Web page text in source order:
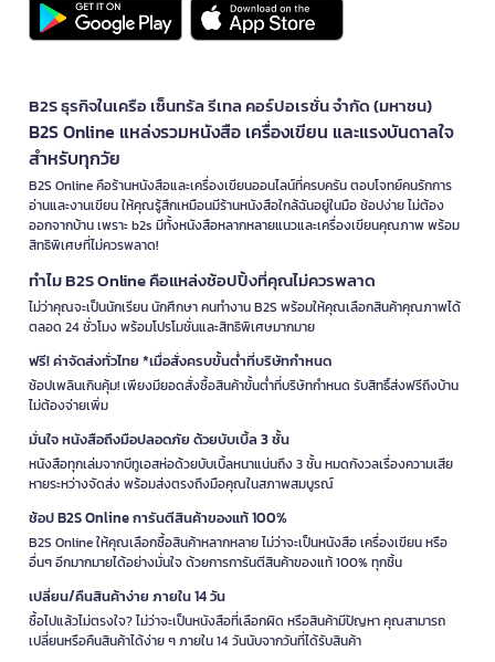
B2S ธุรกิจในเครือ เซ็นทรัล รีเทล คอร์ปอเรชั่น จำกัด (มหาชน)
B2S Online แหล่งรวมหนังสือ เครื่องเขียน และแรงบันดาลใจ
สำหรับทุกวัย
B2S Online คือร้านหนังสือและเครื่องเขียนออนไลน์ที่ครบครัน ตอบโจทย์คนรักการ
อ่านและงานเขียน ให้คุณรู้สึกเหมือนมีร้านหนังสือใกล้ฉันอยู่ในมือ ช้อปง่าย ไม่ต้อง
ออกจากบ้าน เพราะ b2s มีทั้งหนังสือหลากหลายแนวและเครื่องเขียนคุณภาพ พร้อม
สิทธิพิเศษที่ไม่ควรพลาด!
ทำไม B2S Online คือแหล่งช้อปปิ้งที่คุณไม่ควรพลาด
ไม่ว่าคุณจะเป็นนักเรียน นักศึกษา คนทำงาน B2S พร้อมให้คุณเลือกสินค้าคุณภาพได้
ตลอด 24 ชั่วโมง พร้อมโปรโมชั่นและสิทธิพิเศษมากมาย
ฟรี! ค่าจัดส่งทั่วไทย *เมื่อสั่งครบขั้นต่ำที่บริษัทกำหนด
ช้อปเพลินเกินคุ้ม! เพียงมียอดสั่งซื้อสินค้าขั้นต่ำที่บริษัทกำหนด รับสิทธิ์ส่งฟรีถึงบ้าน
ไม่ต้องจ่ายเพิ่ม
มั่นใจ หนังสือถึงมือปลอดภัย ด้วยบับเบิ้ล 3 ชั้น
หนังสือทุกเล่มจากบีทูเอสห่อด้วยบับเบิ้ลหนาแน่นถึง 3 ชั้น หมดกังวลเรื่องความเสีย
หายระหว่างจัดส่ง พร้อมส่งตรงถึงมือคุณในสภาพสมบูรณ์
ช้อป B2S Online การันตีสินค้าของแท้ 100%
B2S Online ให้คุณเลือกซื้อสินค้าหลากหลาย ไม่ว่าจะเป็นหนังสือ เครื่องเขียน หรือ
อื่นๆ อีกมากมายได้อย่างมั่นใจ ด้วยการการันตีสินค้าของแท้ 100% ทุกชิ้น
เปลี่ยน/คืนสินค้าง่าย ภายใน 14 วัน
ซื้อไปแล้วไม่ตรงใจ? ไม่ว่าจะเป็นหนังสือที่เลือกผิด หรือสินค้ามีปัญหา คุณสามารถ
เปลี่ยนหรือคืนสินค้าได้ง่าย ๆ ภายใน 14 วันนับจากวันที่ได้รับสินค้า